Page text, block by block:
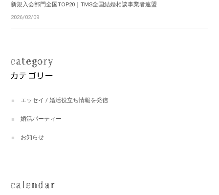
新規入会部門全国TOP20｜TMS全国結婚相談事業者連盟
2026/02/09
エッセイ / 婚活役立ち情報を発信
婚活パーティー
お知らせ